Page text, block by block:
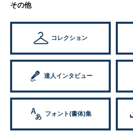
その他
コレクション
達人インタビュー
フォント(書体)集